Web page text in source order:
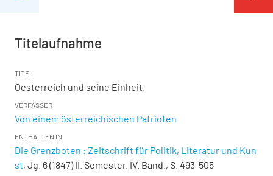
Titelaufnahme
TITEL
Oesterreich und seine Einheit.
VERFASSER
Von einem österreichischen Patrioten
ENTHALTEN IN
Die Grenzboten : Zeitschrift für Politik, Literatur und Kun
st, Jg. 6 (1847) II. Semester. IV. Band., S. 493-505